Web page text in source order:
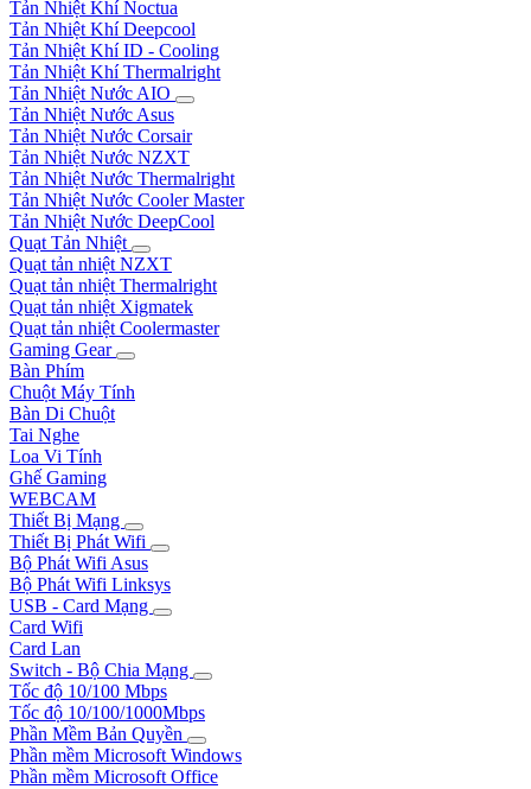
Tản Nhiệt Khí Noctua
Tản Nhiệt Khí Deepcool
Tản Nhiệt Khí ID - Cooling
Tản Nhiệt Khí Thermalright
Tản Nhiệt Nước AIO
Tản Nhiệt Nước Asus
Tản Nhiệt Nước Corsair
Tản Nhiệt Nước NZXT
Tản Nhiệt Nước Thermalright
Tản Nhiệt Nước Cooler Master
Tản Nhiệt Nước DeepCool
Quạt Tản Nhiệt
Quạt tản nhiệt NZXT
Quạt tản nhiệt Thermalright
Quạt tản nhiệt Xigmatek
Quạt tản nhiệt Coolermaster
Gaming Gear
Bàn Phím
Chuột Máy Tính
Bàn Di Chuột
Tai Nghe
Loa Vi Tính
Ghế Gaming
WEBCAM
Thiết Bị Mạng
Thiết Bị Phát Wifi
Bộ Phát Wifi Asus
Bộ Phát Wifi Linksys
USB - Card Mạng
Card Wifi
Card Lan
Switch - Bộ Chia Mạng
Tốc độ 10/100 Mbps
Tốc độ 10/100/1000Mbps
Phần Mềm Bản Quyền
Phần mềm Microsoft Windows
Phần mềm Microsoft Office